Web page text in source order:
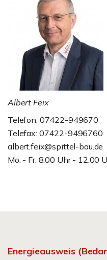
Albert Feix
Telefon: 07422-949670
Telefax: 07422-9496760
albert.feix@spittel-bau.de
Mo. - Fr. 8.00 Uhr - 12.00
Energieausweis